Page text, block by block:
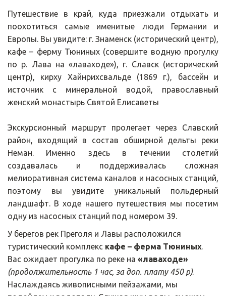
Путешествие в край, куда приезжали отдыхать и
поохотиться самые именитые люди Германии и
Европы. Вы увидите: г. Знаменск (исторический центр),
кафе – ферму Тюниных (совершите водную прогулку
по р. Лава на «лаваходе»), г. Славск (исторический
центр), кирху Хайнрихсвальде (1869 г.), бассейн и
источник с минеральной водой, православный
женский монастырь Святой Елисаветы
Экскурсионный маршрут пролегает через Славский
район, входящий в состав обширной дельты реки
Неман. Именно здесь в течении столетий
создавалась и поддерживалась сложная
мелиоративная система каналов и насосных станций,
поэтому вы увидите уникальный польдерный
ландшафт. В ходе нашего путешествия мы посетим
одну из насосных станций под номером 39.
У берегов рек Преголя и Лавы расположился
туристический комплекс кафе – ферма Тюниных.
Вас ожидает прогулка по реке на «лаваходе»
(продолжительность 1 час, за доп. плату 450 р).
Наслаждаясь живописными пейзажами, мы